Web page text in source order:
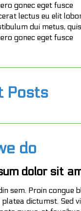
gonec eget fusce
lectus eu elit
dui metus, quis
gonec eget fusce
Posts
do
dolor sit
sem. Proin congue
platea dictumst. Sed